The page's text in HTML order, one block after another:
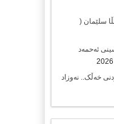
سلێمان (
ئەحمەد
خەڵک.. نەوزاد